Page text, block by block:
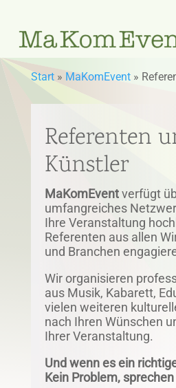
Start» MaKomEvent»
Referenten
Künstler
MaKomEventverfügt
umfangreiches
Ihre Veranstaltung
Referenten aus allen
und Branchen
Wir organisieren
aus Musik, Kabarett,
vielen weiteren
nach Ihren Wünschen
Ihrer Veranstaltung.
Und wenn es ein
Kein Problem,